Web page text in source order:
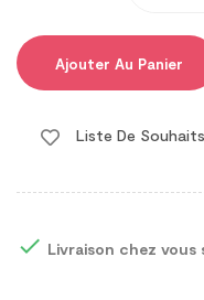
Ajouter Au Panier
Liste De Souhaits
 Livraison chez vous